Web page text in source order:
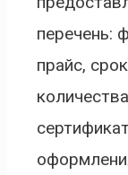
перечень:
прайс,